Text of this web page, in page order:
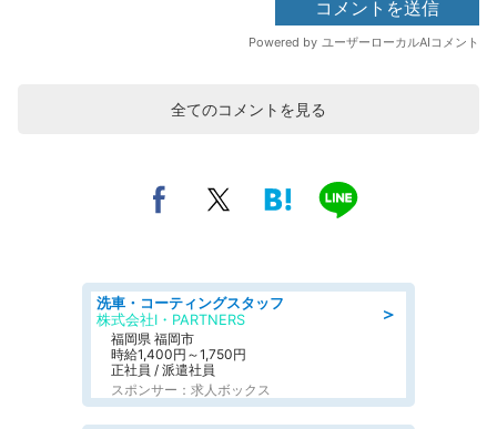
全てのコメントを見る
＞
洗車・コーティングスタッフ
株式会社I・PARTNERS
福岡県 福岡市
時給1,400円～1,750円
正社員 / 派遣社員
スポンサー：求人ボックス